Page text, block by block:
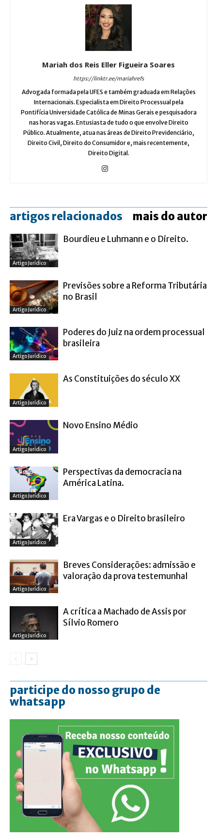
Mariah dos Reis Eller Figueira Soares
https://linktr.ee/mariahrefs
Advogada formada pela UFES e também graduada em Relações
Internacionais. Especialista em Direito Processual pela
Pontifícia Universidade Católica de Minas Gerais e pesquisadora
nas horas vagas. Entusiasta de tudo o que envolve Direito
Público. Atualmente, atua nas áreas de Direito Previdenciário,
Direito Civil, Direito do Consumidor e, mais recentemente,
Direito Digital.
artigos relacionados mais do autor
Artigo Jurídico
Bourdieu e Luhmann e o Direito.
Artigo Jurídico
Previsões sobre a Reforma Tributária
no Brasil
Artigo Jurídico
Poderes do Juiz na ordem processual
brasileira
Artigo Jurídico
As Constituições do século XX
Artigo Jurídico
Novo Ensino Médio
Artigo Jurídico
Perspectivas da democracia na
América Latina.
Artigo Jurídico
Era Vargas e o Direito brasileiro
Artigo Jurídico
Breves Considerações: admissão e
valoração da prova testemunhal
Artigo Jurídico
A crítica a Machado de Assis por
Sílvio Romero
participe do nosso grupo de
whatsapp